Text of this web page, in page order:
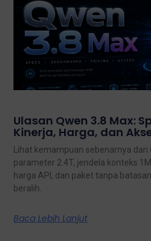
Ulasan Qwen 3.8 Max:
Kinerja, Harga, dan
Lihat kemampuan sebenarnya dari
parameter 2.4T, jendela konteks
harga API, dan paket tanpa
beralih.
Baca Lebih Lanjut